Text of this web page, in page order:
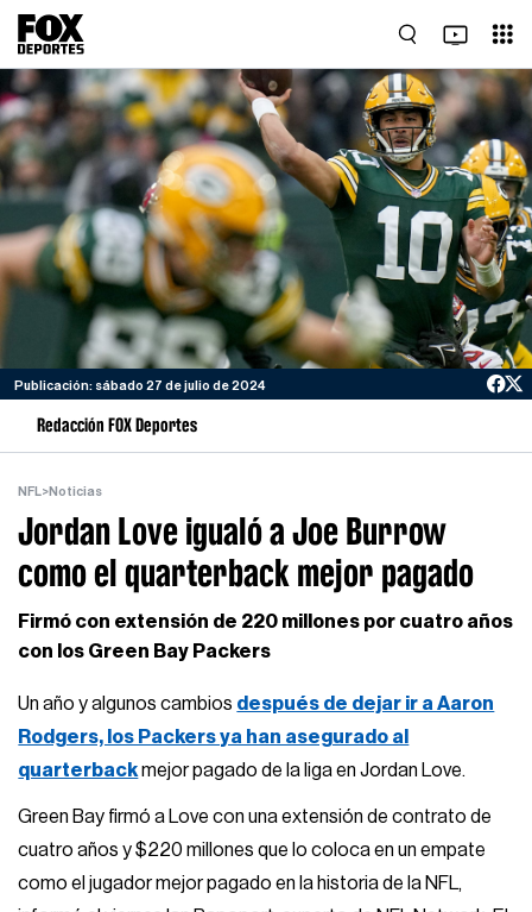
Publicación: sábado 27 de julio de 2024
Redacción FOX Deportes
NFL>Noticias
Jordan Love igualó a Joe Burrow
como el quarterback mejor pagado
Firmó con extensión de 220 millones por cuatro años
con los Green Bay Packers
Un año y algunos cambios después de dejar ir a Aaron
Rodgers, los Packers ya han asegurado al
quarterbackmejor pagado de la liga en Jordan Love.
Green Bay firmó a Love con una extensión de contrato de
cuatro años y $220 millones que lo coloca en un empate
como el jugador mejor pagado en la historia de la NFL,